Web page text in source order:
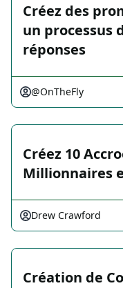
Créez des
un processus
réponses
@OnTheFly
Créez 10
Millionnaires
Drew Crawford
Création de